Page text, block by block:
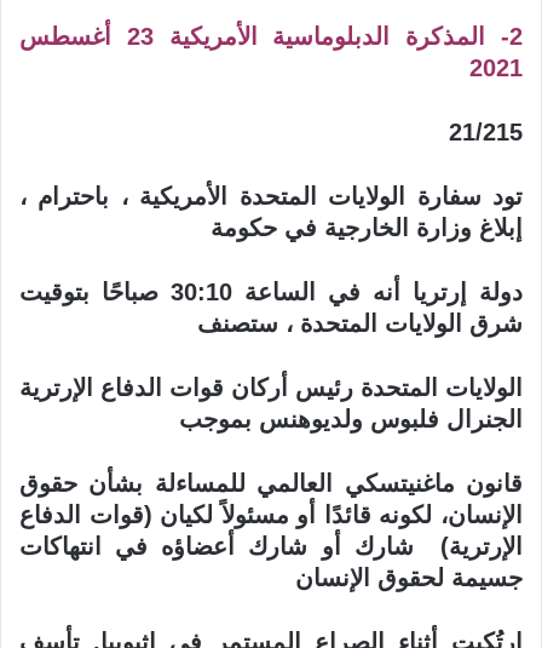
2- المذكرة الدبلوماسية الأمريكية 23 أغسطس
2021
21/215
تود سفارة الولايات المتحدة الأمريكية ، باحترام ،
إبلاغ وزارة الخارجية في حكومة
دولة إرتريا أنه في الساعة 30:10 صباحًا بتوقيت
شرق الولايات المتحدة ، ستصنف
الولايات المتحدة رئيس أركان قوات الدفاع الإرترية
الجنرال فلبوس ولديوهنس بموجب
قانون ماغنيتسكي العالمي للمساءلة بشأن حقوق
الإنسان، لكونه قائدًا أو مسئولاً لكيان (قوات الدفاع
الإرترية) شارك أو شارك أعضاؤه في انتهاكات
جسيمة لحقوق الإنسان
ارتُكبت أثناء الصراع المستمر في إثيوبيا. تأسف